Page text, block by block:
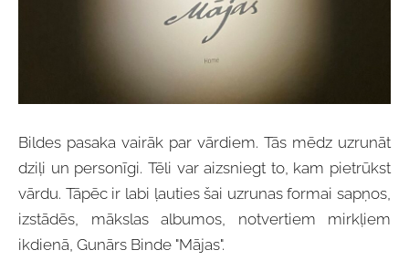
Bildes pasaka vairāk par vārdiem. Tās mēdz uzrunāt
dziļi un personīgi. Tēli var aizsniegt to, kam pietrūkst
vārdu. Tāpēc ir labi ļauties šai uzrunas formai sapņos,
izstādēs, mākslas albumos, notvertiem mirkļiem
ikdienā, Gunārs Binde "Mājas".